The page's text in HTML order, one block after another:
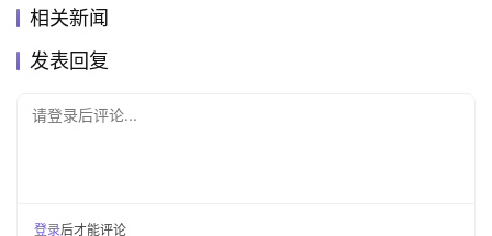
相关新闻
发表回复
请登录后评论...
登录后才能评论